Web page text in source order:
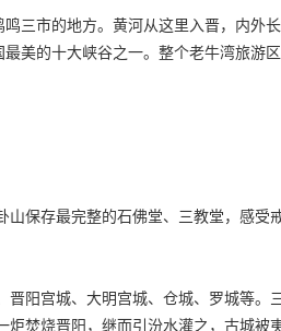
三市的地方。黄河从这里入晋，内外长
美的十大峡谷之一。整个老牛湾旅游
保存最完整的石佛堂、三教堂，感受
阳宫城、大明宫城、仓城、罗城等。
焚烧晋阳，继而引汾水灌之，古城被夷